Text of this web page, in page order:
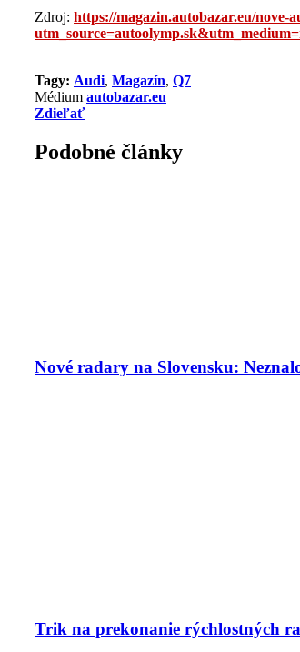
Zdroj: https://magazin.autobazar.eu/nove-
Tagy: Audi, Magazín, Q7
Médium autobazar.eu
Zdieľať
Podobné články
Nové radary na Slovensku:
Trik na prekonanie rýchlostných